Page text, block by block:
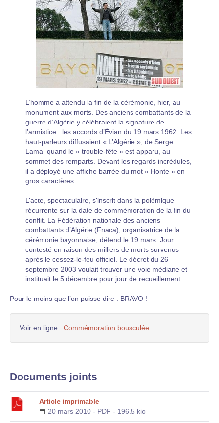
L’homme a attendu la fin de la cérémonie, hier, au
monument aux morts. Des anciens combattants de la
guerre d’Algérie y célébraient la signature de
l’armistice : les accords d’Évian du 19 mars 1962. Les
haut-parleurs diffusaient « L’Algérie », de Serge
Lama, quand le « trouble-fête » est apparu, au
sommet des remparts. Devant les regards incrédules,
il a déployé une affiche barrée du mot « Honte » en
gros caractères.
L’acte, spectaculaire, s’inscrit dans la polémique
récurrente sur la date de commémoration de la fin du
conflit. La Fédération nationale des anciens
combattants d’Algérie (Fnaca), organisatrice de la
cérémonie bayonnaise, défend le 19 mars. Jour
contesté en raison des milliers de morts survenus
après le cessez-le-feu officiel. Le décret du 26
septembre 2003 voulait trouver une voie médiane et
instituait le 5 décembre pour jour de recueillement.
Pour le moins que l’on puisse dire : BRAVO !
Voir en ligne : Commémoration bousculée
Documents joints
Article imprimable
20 mars 2010 - PDF - 196.5 kio